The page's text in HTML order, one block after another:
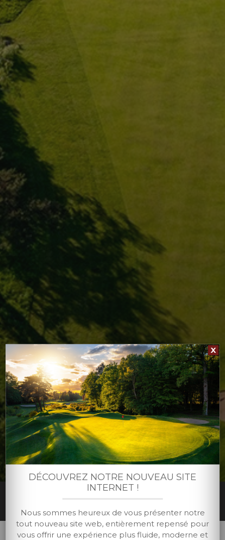
ENSEIGNEMENT
Accueil Enseignement
X
DÉCOUVREZ NOTRE NOUVEAU SITE
INTERNET !
Nous sommes heureux de vous présenter notre
tout nouveau site web, entièrement repensé pour
vous offrir une expérience plus fluide, moderne et